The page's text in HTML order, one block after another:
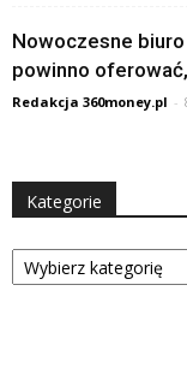
Nowoczesne
powinno
Redakcja 360money.pl -
Kategorie
Kategorie